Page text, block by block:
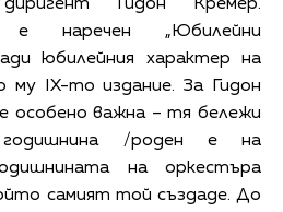
Гидон Кремер.
е наречен „Юбилейни
юбилейния характер на
му IX-то издание. За Гидон
особено важна – тя бележи
/роден е на
на оркестъра
самият той създаде. До